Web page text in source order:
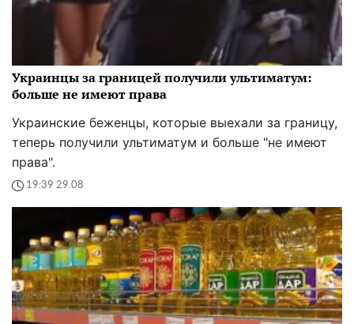
Украинцы за границей получили ультиматум:
больше не имеют права
Украинские беженцы, которые выехали за границу,
теперь получили ультиматум и больше "не имеют
права".
19:39 29.08